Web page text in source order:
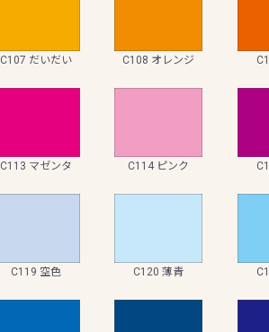
C107 だいだい C108 オレンジ
C113 マゼンタ C114 ピンク
C119 空色 C120 薄青